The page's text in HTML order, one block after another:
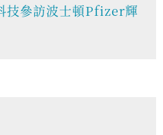
技參訪波士頓Pfizer輝